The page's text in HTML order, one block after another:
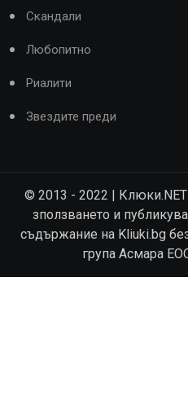
Скандали
Любопитно
Риалити
Звездите преди
© 2013 - 2022 | Клюки.NET
зползването и
съдържание на Kliuki.bg
група Асмара